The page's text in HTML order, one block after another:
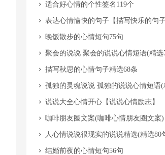
​适合好心情的个性签名119个
表达心情愉快的句子【描写快乐的句子
​晚饭散步的心情短句75句
聚会的说说 聚会的说说心情短语(精选
​描写秋思的心情句子精选68条
孤独的灵魂说说 孤独的说说心情短语(
​说说大全心情开心【说说心情励志】
​咖啡朋友圈文案(咖啡心情朋友圈文案)
人心情说说很现实的说说精选(精选80
​结婚前夜的心情短句56句